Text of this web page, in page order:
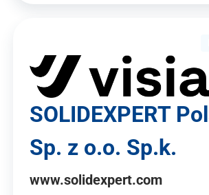
SOLIDEXPERT
Sp. z o.o. Sp.k.
www.solidexpert.com